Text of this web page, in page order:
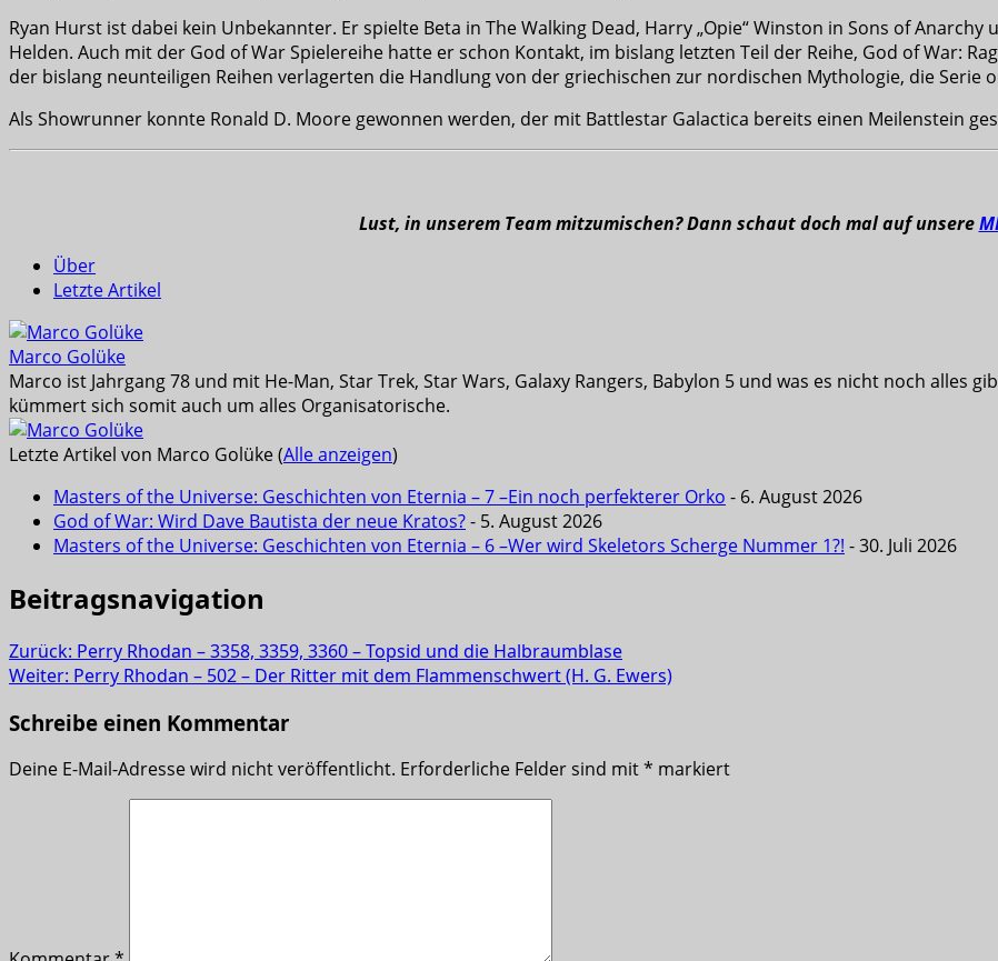
Ryan Hurst ist dabei kein Unbekannter. Er spielte Beta in The Walking Dead, Harry „Opie“ Winston in Sons of Anarchy
Helden. Auch mit der God of War Spielereihe hatte er schon Kontakt, im bislang letzten Teil der Reihe, God of War:
der bislang neunteiligen Reihen verlagerten die Handlung von der griechischen zur nordischen Mythologie, die Serie
Als Showrunner konnte Ronald D. Moore gewonnen werden, der mit Battlestar Galactica bereits einen Meilenstein
Lust, in unserem Team mitzumischen? Dann schaut doch mal auf unsere
Über
Letzte Artikel
Marco Golüke
Marco ist Jahrgang 78 und mit He-Man, Star Trek, Star Wars, Galaxy Rangers, Babylon 5 und was es nicht noch alles
kümmert sich somit auch um alles Organisatorische.
Letzte Artikel von Marco Golüke(Alle anzeigen)
Masters of the Universe: Geschichten von Eternia – 7 –Ein noch perfekterer Orko - 6. August 2026
God of War: Wird Dave Bautista der neue Kratos?- 5. August 2026
Masters of the Universe: Geschichten von Eternia – 6 –Wer wird Skeletors Scherge Nummer 1?! - 30. Juli 2026
Beitragsnavigation
Zurück: Perry Rhodan – 3358, 3359, 3360 – Topsid und die Halbraumblase
Weiter: Perry Rhodan – 502 – Der Ritter mit dem Flammenschwert (H. G. Ewers)
Schreibe einen Kommentar
Deine E-Mail-Adresse wird nicht veröffentlicht. Erforderliche Felder sind mit* markiert